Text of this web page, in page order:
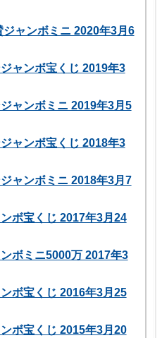
ャンボミニ 2020年3月6
ャンボ宝くじ 2019年3
ャンボミニ 2019年3月5
ャンボ宝くじ 2018年3
ャンボミニ 2018年3月7
ボ宝くじ 2017年3月24
ボミニ5000万 2017年3
ボ宝くじ 2016年3月25
ボ宝くじ 2015年3月20